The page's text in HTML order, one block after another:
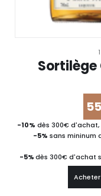
Sortilège
-10% dès 300€ d'achat,
-5% sans mininum
-5%dès 300€ d'achat